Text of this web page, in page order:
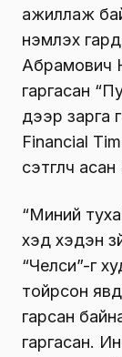
ажиллаж
үнэмлэх
Абрамович
гаргасан
дээр зарга
Financial
сэтгүүлч
“Миний
хэд хэдэн
“Челси”-г
тойрсон
гарсан
гаргасан.